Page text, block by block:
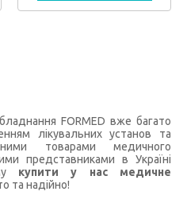
FORMED вже багато
лікувальних установ та
товарами медичного
представниками в Україні
купити у нас медичне
та надійно!